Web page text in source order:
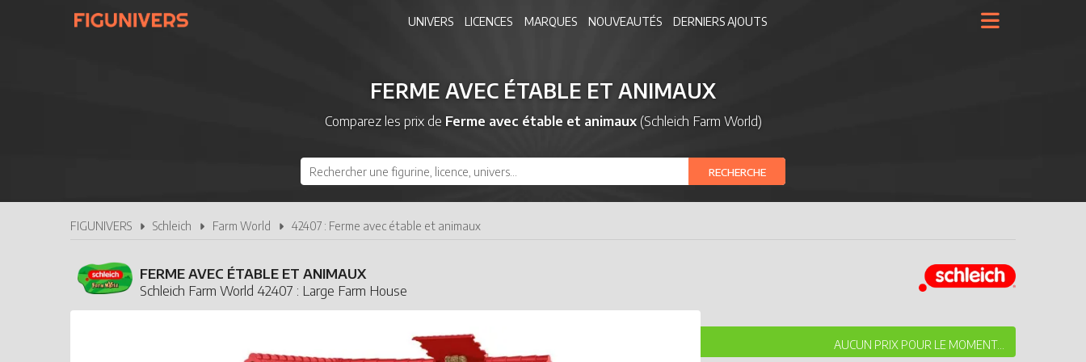
UNIVERS LICENCES MARQUES NOUVEAUTÉS DERNIERS AJOUTS
FERME AVEC ÉTABLE ET ANIMAUX
Comparez les prix de Ferme avec étable et animaux(Schleich Farm World)
RECHERCHE
FIGUNIVERS Schleich Farm World 42407 : Ferme avec étable et animaux
FERME AVEC ÉTABLE ET ANIMAUX
Schleich Farm World 42407 : Large Farm House